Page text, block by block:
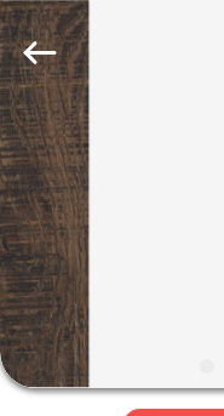
家
へ
製
品
VR
-
2026
JIANGSU
ESTY
BUILDING
MATERIALS
CO.,LTD.
All
Rights
Reserved.
Developed
by
ECER